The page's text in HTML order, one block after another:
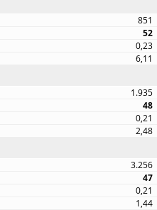
851
52
0,23
6,11
1.935
48
0,21
2,48
3.256
47
0,21
1,44